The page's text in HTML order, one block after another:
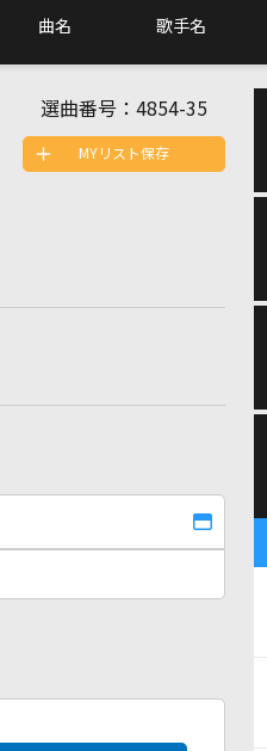
曲名 歌手名
選曲番号： 4854-35
MYリスト保存